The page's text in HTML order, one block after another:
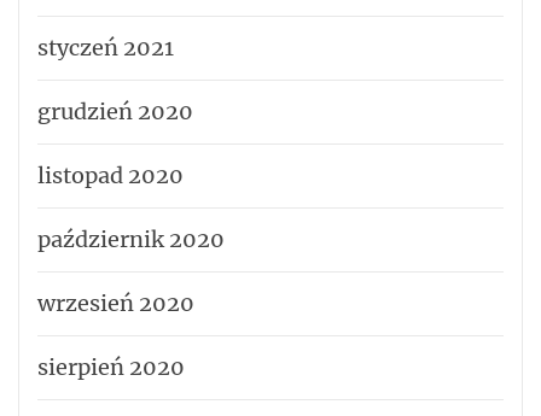
styczeń 2021
grudzień 2020
listopad 2020
październik 2020
wrzesień 2020
sierpień 2020